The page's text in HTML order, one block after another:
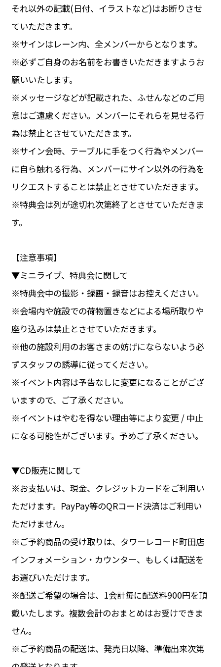
それ以外の記載(日付、イラストなど)はお断りさせ
ていただきます。
※サインはレーン内、全メンバーからとなります。
※必ずご自身のお名前をお書きいただきますようお
願いいたします。
※メッセージなどが記載された、ふせんなどのご用
意はご遠慮ください。メンバーにそれらを見せる行
為は禁止とさせていただきます。
※サイン会時、テーブルに手をつく行為やメンバー
に自ら触れる行為、メンバーにサイン以外の行為を
リクエストすることは禁止とさせていただきます。
※特典会は列が途切れ次第終了とさせていただきま
す。
【注意事項】
▼ミニライブ、特典会に関して
※特典会中の撮影・録画・録音はお控えください。
※会場内や施設での荷物置きなどによる場所取りや
座り込みは禁止とさせていただきます。
※他の施設利用のお客さまの妨げにならないよう必
ずスタッフの誘導に従ってください。
※イベント内容は予告なしに変更になることがござ
いますので、ご了承ください。
※イベントはやむを得ない理由等により変更 / 中止
になる可能性がございます。予めご了承ください。
▼CD販売に関して
※お支払いは、現金、クレジットカードをご利用い
ただけます。PayPay等のQRコード決済はご利用い
ただけません。
※ご予約商品の受け取りは、タワーレコード町田店
インフォメーション・カウンター、もしくは配送を
お選びいただけます。
※配送ご希望の場合は、1会計毎に配送料900円を頂
戴いたします。複数会計のおまとめはお受けできま
せん。
※ご予約商品の配送は、発売日以降、準備出来次第